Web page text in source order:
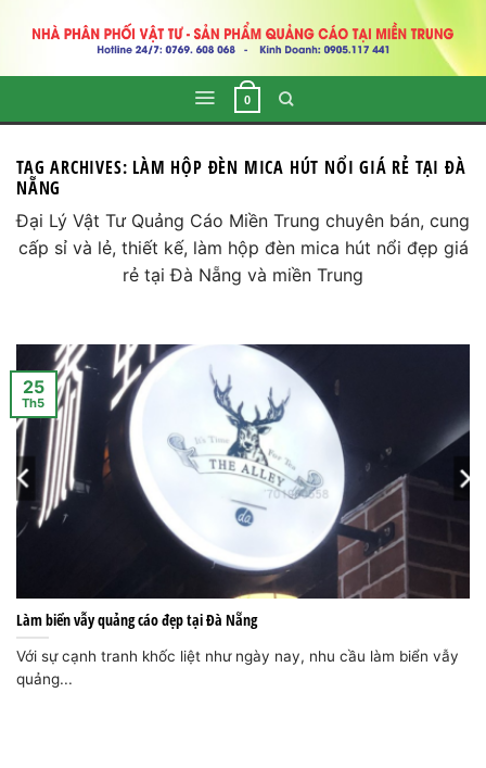
0
TAG ARCHIVES: LÀM HỘP ĐÈN MICA HÚT NỔI GIÁ RẺ TẠI ĐÀ
NẴNG
Đại Lý Vật Tư Quảng Cáo Miền Trung chuyên bán, cung
cấp sỉ và lẻ, thiết kế, làm hộp đèn mica hút nổi đẹp giá
rẻ tại Đà Nẵng và miền Trung
Làm biển vẫy quảng cáo đẹp tại Đà Nẵng
Với sự cạnh tranh khốc liệt như ngày nay, nhu cầu làm biển vẫy
quảng...
25
Th5